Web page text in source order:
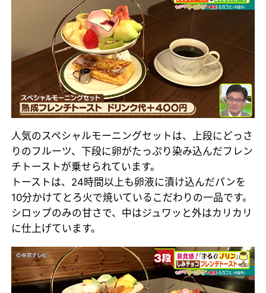
人気のスペシャルモーニングセットは、上段にどっさ
りのフルーツ、下段に卵がたっぷり染み込んだフレン
チトーストが乗せられています。
トーストは、24時間以上も卵液に漬け込んだパンを
10分かけてとろ火で焼いているこだわりの一品です。
シロップのみの甘さで、中はジュワッと外はカリカリ
に仕上げています。